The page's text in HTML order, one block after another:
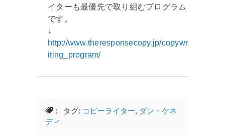
イターも最優先で取り組むプログラム
です。
↓
http://www.theresponsecopy.jp/copywr
iting_program/
: タグ: コピーライター, ダン・ケネ
ディ